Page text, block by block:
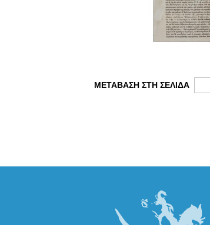
ΜΕΤΑΒΑΣΗ ΣΤΗ ΣΕΛΙΔΑ